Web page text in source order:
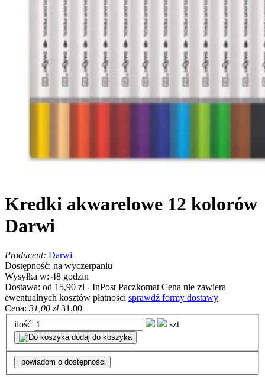
Kredki akwarelowe 12 kolorów
Darwi
Producent: Darwi
Dostępność: na wyczerpaniu
Wysyłka w: 48 godzin
Dostawa: od 15,90 zł - InPost Paczkomat Cena nie zawiera
ewentualnych kosztów płatności sprawdź formy dostawy
Cena: 31,00 zł 31.00
ilość
szt
dodaj do koszyka
powiadom o dostępności